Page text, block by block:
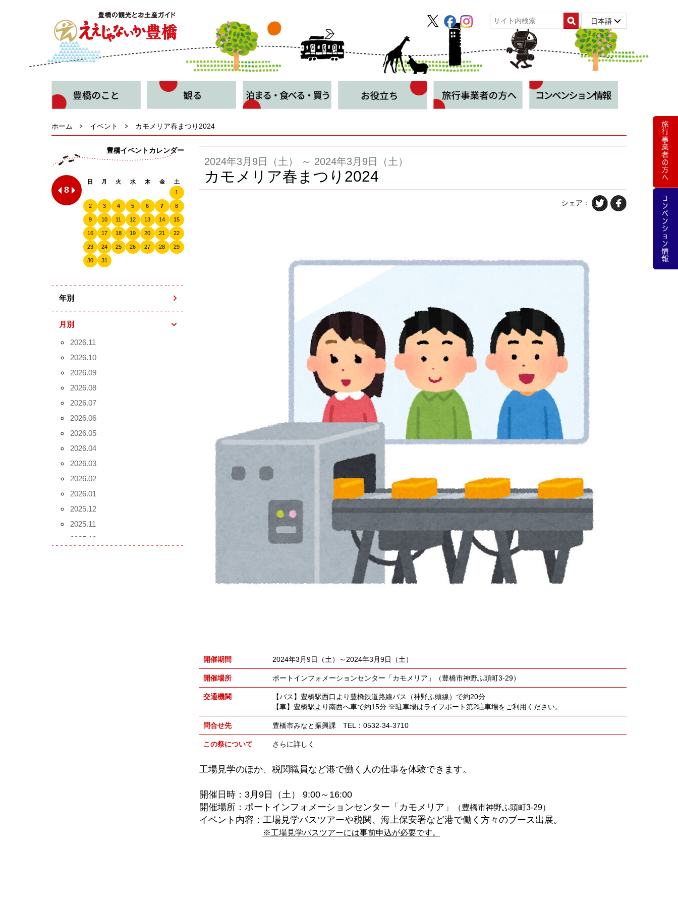
日本語
ホーム イベント カモメリア春まつり2024
2024年3月9日（土） ～ 2024年3月9日（土）
カモメリア春まつり2024
シェア：
開催期間 2024年3月9日（土）～2024年3月9日（土）
開催場所 ポートインフォメーションセンター「カモメリア」（豊橋市神野ふ頭町3-29）
交通機関
【バス】豊橋駅西口より豊橋鉄道路線バス（神野ふ頭線）で約20分
【車】豊橋駅より南西へ車で約15分 ※駐車場はライフポート第2駐車場をご利用ください。
問合せ先 豊橋市みなと振興課 TEL：0532-34-3710
この祭について さらに詳しく
工場見学のほか、税関職員など港で働く人の仕事を体験できます。
開催日時：3月9日（土） 9:00～16:00
開催場所：ポートインフォメーションセンター「カモメリア」
（豊橋市神野ふ頭町3-29）
イベント内容：工場見学バスツアーや税関、海上保安署など港で働く方々のブース出展。
※工場見学バスツアーには事前申込が必要です。
豊橋イベントカレンダー
8
日 月 火 水 木 金
土
1
2 3 4 5 6 7 8
9 10 11 12 13 14 15
16 17 18 19 20 21 22
23 24 25 26 27 28 29
30 31
年別
月別
2026.11
2026.10
2026.09
2026.08
2026.07
2026.06
2026.05
2026.04
2026.03
2026.02
2026.01
2025.12
2025.11
2025.10